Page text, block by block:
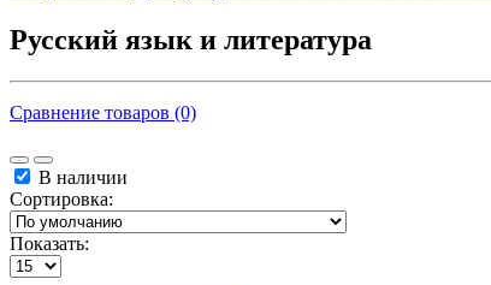
Русский язык и литература
Сравнение товаров (0)
В наличии
Сортировка:
Показать: